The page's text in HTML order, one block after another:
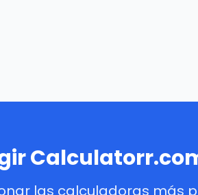
las calculadoras más